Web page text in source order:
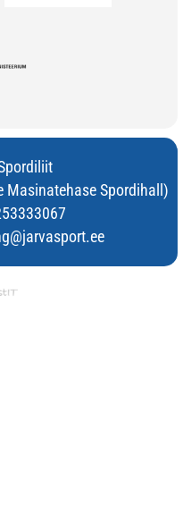
Masinatehase Spordihall)